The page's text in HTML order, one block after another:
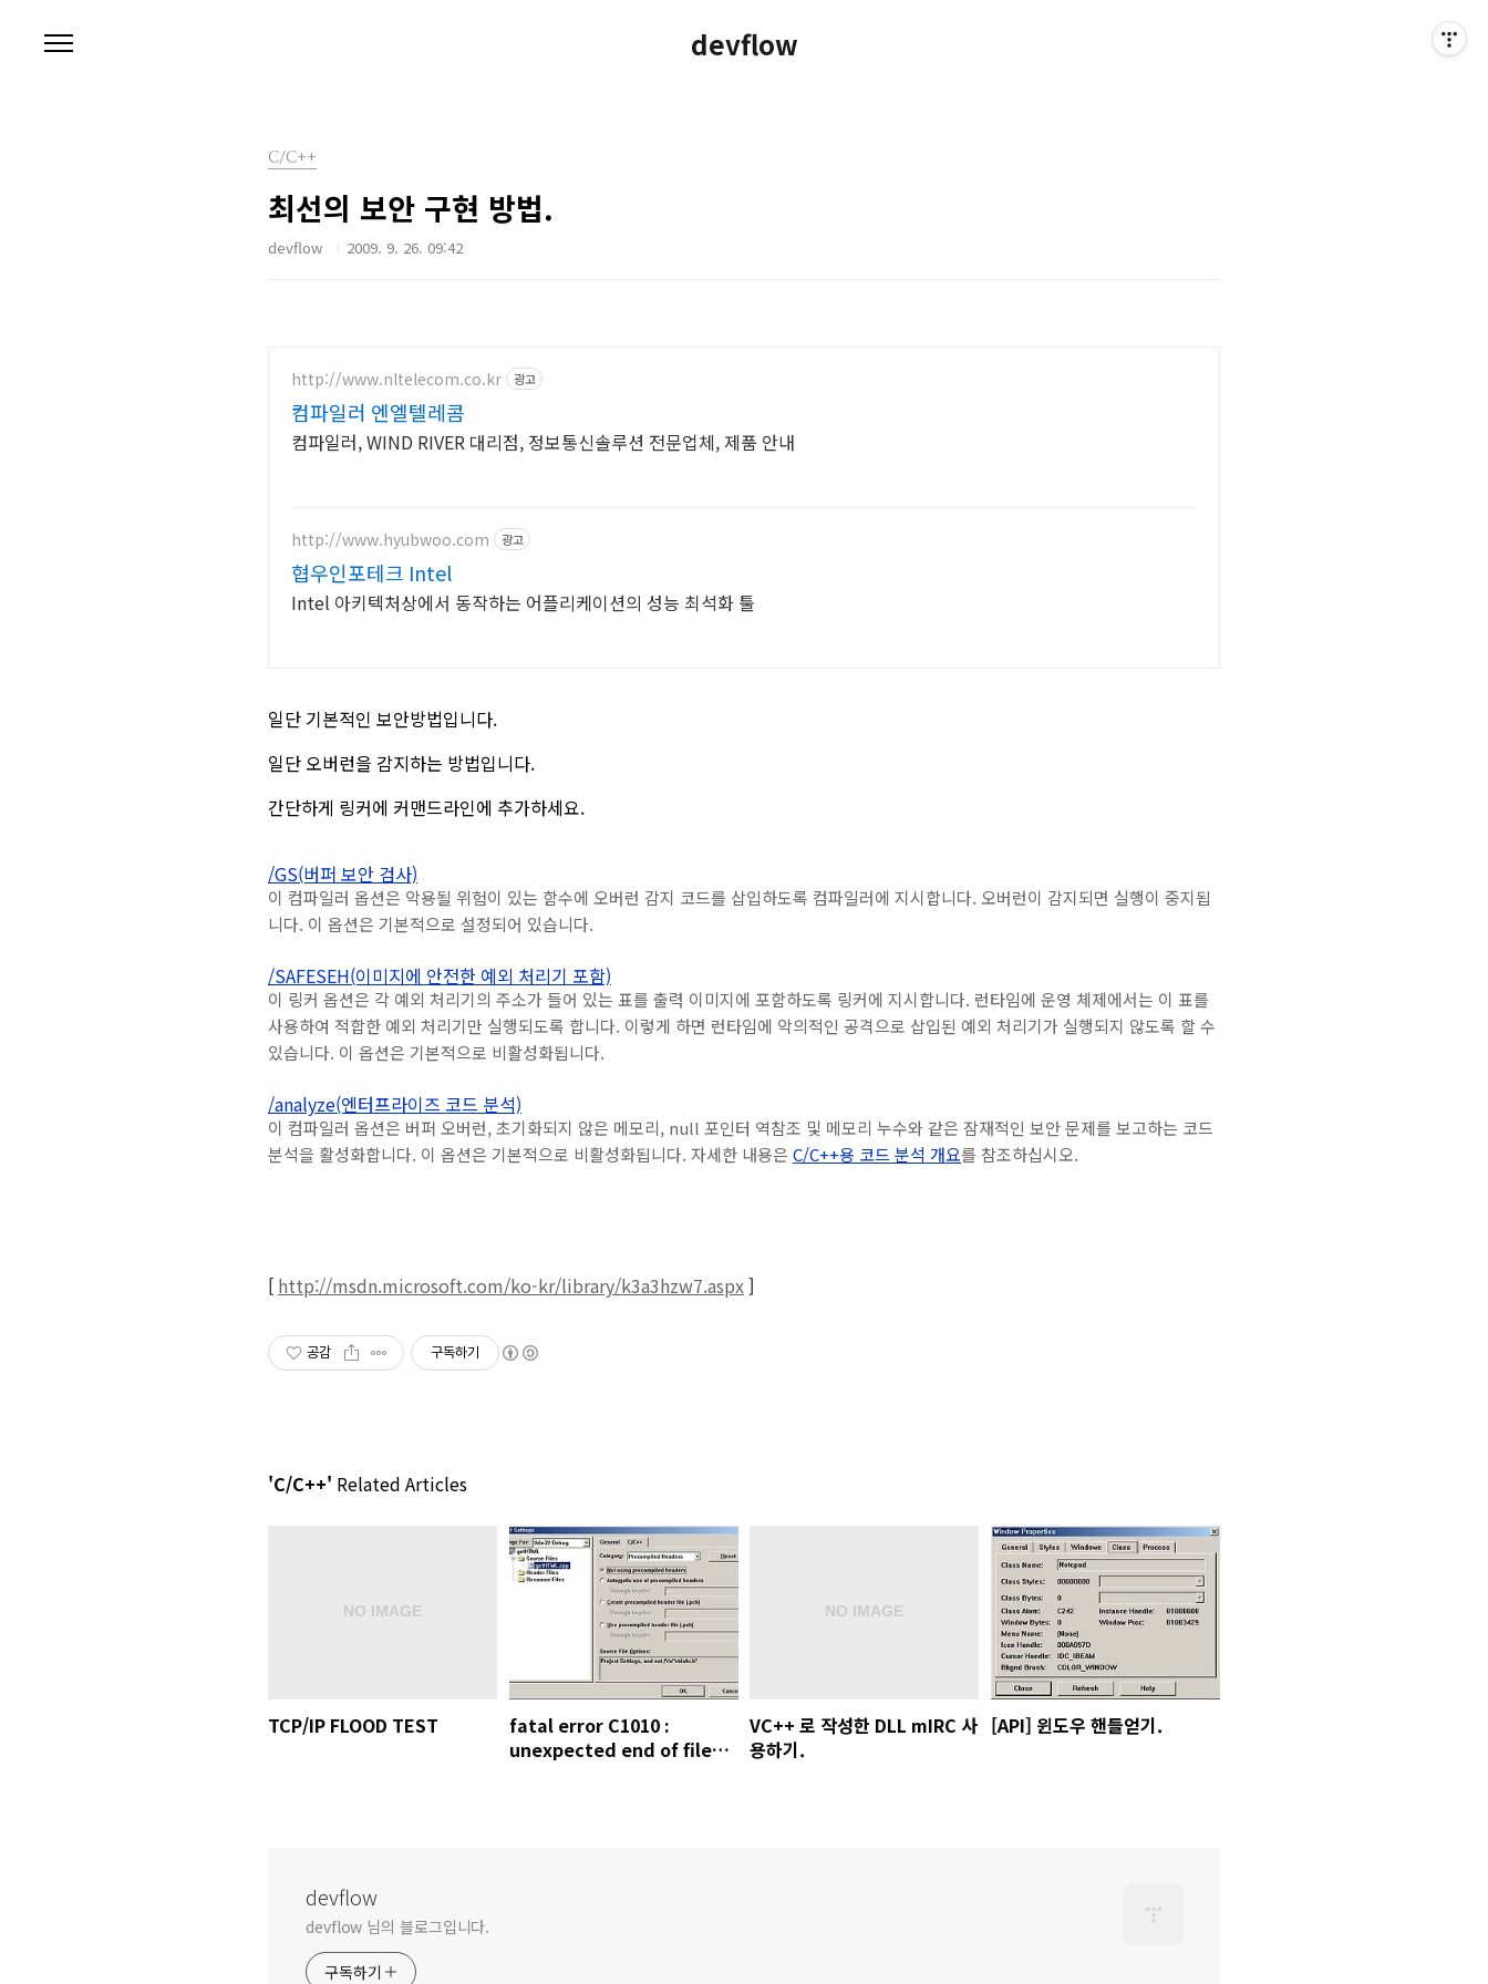
devflow
C/C++
최선의 보안 구현 방법.
devflow 2009. 9. 26. 09:42
http://www.nltelecom.co.kr 광고
컴파일러 엔엘텔레콤
컴파일러, WIND RIVER 대리점, 정보통신솔루션 전문업체, 제품 안내
http://www.hyubwoo.com 광고
협우인포테크 Intel
Intel 아키텍처상에서 동작하는 어플리케이션의 성능 최석화 툴
일단 기본적인 보안방법입니다.
일단 오버런을 감지하는 방법입니다.
간단하게 링커에 커맨드라인에 추가하세요.
/GS(버퍼 보안 검사)
이 컴파일러 옵션은 악용될 위험이 있는 함수에 오버런 감지 코드를 삽입하도록 컴파일러에 지시합니다. 오버런이 감지되면 실행이 중지됩
니다. 이 옵션은 기본적으로 설정되어 있습니다.
/SAFESEH(이미지에 안전한 예외 처리기 포함)
이 링커 옵션은 각 예외 처리기의 주소가 들어 있는 표를 출력 이미지에 포함하도록 링커에 지시합니다. 런타임에 운영 체제에서는 이 표를
사용하여 적합한 예외 처리기만 실행되도록 합니다. 이렇게 하면 런타임에 악의적인 공격으로 삽입된 예외 처리기가 실행되지 않도록 할 수
있습니다. 이 옵션은 기본적으로 비활성화됩니다.
/analyze(엔터프라이즈 코드 분석)
이 컴파일러 옵션은 버퍼 오버런, 초기화되지 않은 메모리, null 포인터 역참조 및 메모리 누수와 같은 잠재적인 보안 문제를 보고하는 코드
분석을 활성화합니다. 이 옵션은 기본적으로 비활성화됩니다. 자세한 내용은 C/C++용 코드 분석 개요를 참조하십시오.
[ http://msdn.microsoft.com/ko-kr/library/k3a3hzw7.aspx]
공감 구독하기
'C/C++' Related Articles
TCP/IP FLOOD TEST
fatal error C1010 :
unexpected end of file
VC++ 로 작성한 DLL mIRC 사
용하기.
[API] 윈도우 핸들얻기.
devflow
devflow 님의 블로그입니다.
구독하기